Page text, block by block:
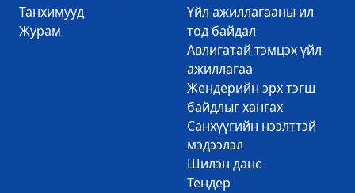
Танхимууд
Журам
Үйл ажиллагааны ил
тод байдал
Авлигатай тэмцэх үйл
ажиллагаа
Жендерийн эрх тэгш
байдлыг хангах
Санхүүгийн нээлттэй
мэдээлэл
Шилэн данс
Тендер